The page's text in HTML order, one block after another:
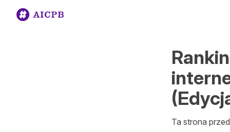
Ta strona